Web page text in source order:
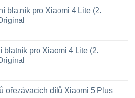
blatník pro Xiaomi 4 Lite (2.
blatník pro Xiaomi 4 Lite (2.
ořezávacích dílů Xiaomi 5 Plus